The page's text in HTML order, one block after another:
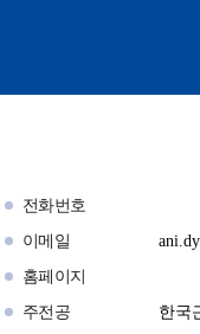
전화번호
이메일
홈페이지
주전공
한국